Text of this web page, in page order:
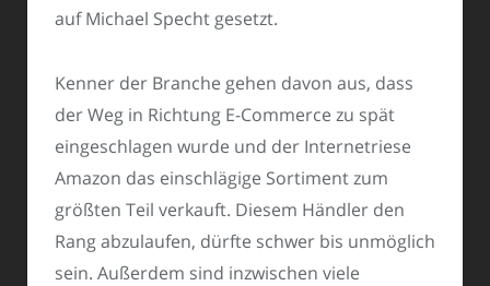
auf Michael Specht gesetzt.
Kenner der Branche gehen davon aus, dass
der Weg in Richtung E-Commerce zu spät
eingeschlagen wurde und der Internetriese
Amazon das einschlägige Sortiment zum
größten Teil verkauft. Diesem Händler den
Rang abzulaufen, dürfte schwer bis unmöglich
sein. Außerdem sind inzwischen viele